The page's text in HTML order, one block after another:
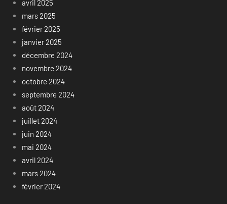
avril 2025
mars 2025
février 2025
janvier 2025
décembre 2024
novembre 2024
octobre 2024
septembre 2024
août 2024
juillet 2024
juin 2024
mai 2024
avril 2024
mars 2024
février 2024